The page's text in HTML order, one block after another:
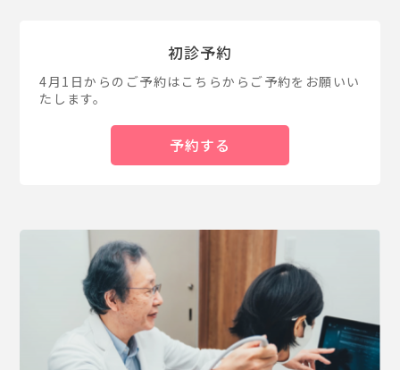
初診予約
4月1日からのご予約はこちらからご予約をお願いい
たします。
予約する